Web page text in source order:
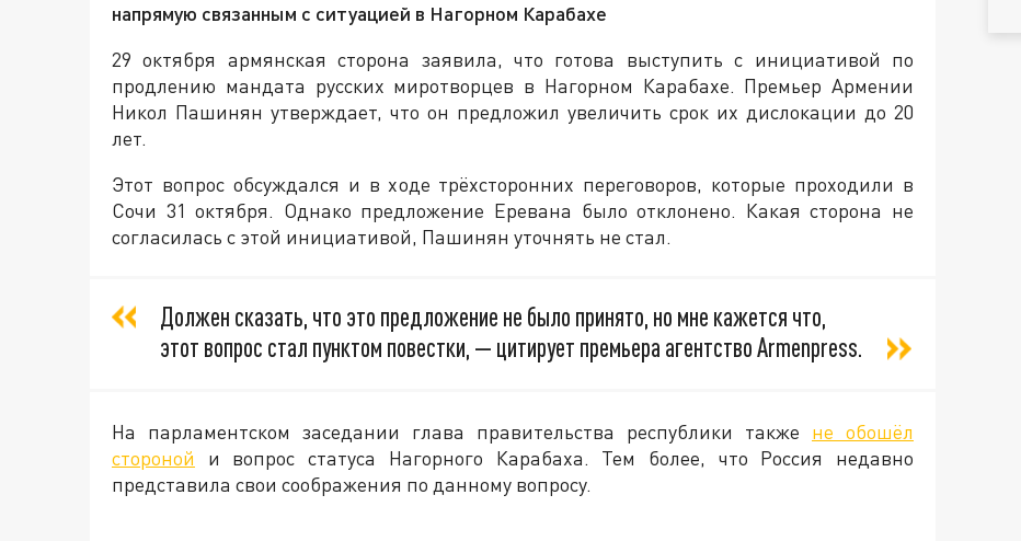
напрямую связанным с ситуацией в Нагорном Карабахе
29 октября армянская сторона заявила, что готова выступить с инициативой по
продлению мандата русских миротворцев в Нагорном Карабахе. Премьер Армении
Никол Пашинян утверждает, что он предложил увеличить срок их дислокации до 20
лет.
Этот вопрос обсуждался и в ходе трёхсторонних переговоров, которые проходили в
Сочи 31 октября. Однако предложение Еревана было отклонено. Какая сторона не
согласилась с этой инициативой, Пашинян уточнять не стал.
Должен сказать, что это предложение не было принято, но мне кажется что,
этот вопрос стал пунктом повестки, — цитирует премьера агентство Armenpress.
На парламентском заседании глава правительства республики также не обошёл
стороной и вопрос статуса Нагорного Карабаха. Тем более, что Россия недавно
представила свои соображения по данному вопросу.